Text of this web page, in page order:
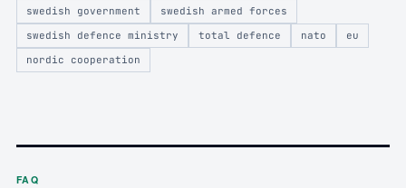
swedish government
swedish armed forces
swedish defence ministry
total defence nato
eu
nordic cooperation
FAQ